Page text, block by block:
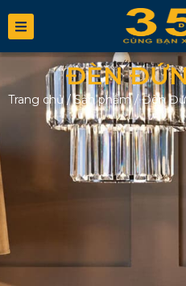
ĐÈN
Trang chủ/Sản phẩm/Đèn